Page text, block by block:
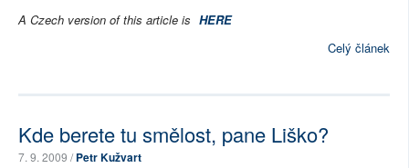
A Czech version of this article is HERE
Celý článek
Kde berete tu smělost, pane Liško?
7. 9. 2009 /Petr Kužvart